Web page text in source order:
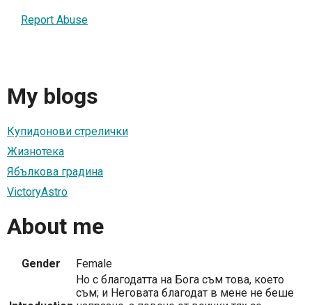
Report Abuse
My blogs
Купидонови стрелички
Жизнотека
Ябълкова градина
VictoryAstro
About me
Gender Female
Но с благодатта на Бога съм това, което
съм; и Неговата благодат в мене не беше